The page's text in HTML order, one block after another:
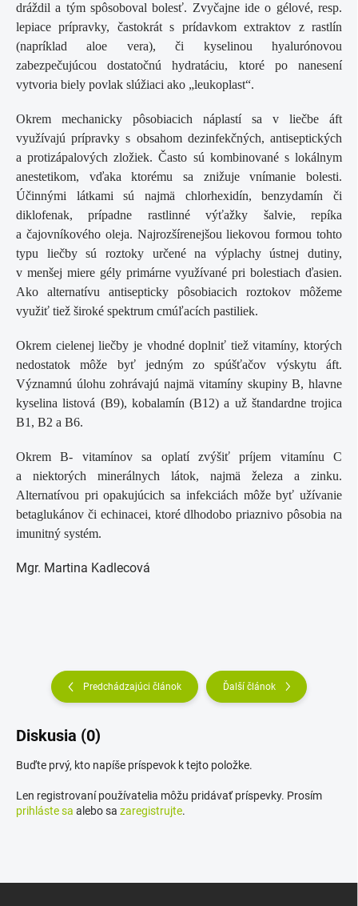
dráždil a tým spôsoboval bolesť. Zvyčajne ide o gélové, resp.
lepiace prípravky, častokrát s prídavkom extraktov z rastlín
(napríklad aloe vera), či kyselinou hyalurónovou
zabezpečujúcou dostatočnú hydratáciu, ktoré po nanesení
vytvoria biely povlak slúžiaci ako „leukoplast“.
Okrem mechanicky pôsobiacich náplastí sa v liečbe áft
využívajú prípravky s obsahom dezinfekčných, antiseptických
a protizápalových zložiek. Často sú kombinované s lokálnym
anestetikom, vďaka ktorému sa znižuje vnímanie bolesti.
Účinnými látkami sú najmä chlorhexidín, benzydamín či
diklofenak, prípadne rastlinné výťažky šalvie, repíka
a čajovníkového oleja. Najrozšírenejšou liekovou formou tohto
typu liečby sú roztoky určené na výplachy ústnej dutiny,
v menšej miere gély primárne využívané pri bolestiach ďasien.
Ako alternatívu antisepticky pôsobiacich roztokov môžeme
využiť tiež široké spektrum cmúľacích pastiliek.
Okrem cielenej liečby je vhodné doplniť tiež vitamíny, ktorých
nedostatok môže byť jedným zo spúšťačov výskytu áft.
Významnú úlohu zohrávajú najmä vitamíny skupiny B, hlavne
kyselina listová (B9), kobalamín (B12) a už štandardne trojica
B1, B2 a B6.
Okrem B- vitamínov sa oplatí zvýšiť príjem vitamínu C
a niektorých minerálnych látok, najmä železa a zinku.
Alternatívou pri opakujúcich sa infekciách môže byť užívanie
betaglukánov či echinacei, ktoré dlhodobo priaznivo pôsobia na
imunitný systém.
Mgr. Martina Kadlecová
Predchádzajúci článok Ďalší článok
Diskusia (0)
Buďte prvý, kto napíše príspevok k tejto položke.
Len registrovaní používatelia môžu pridávať príspevky. Prosím
prihláste sa alebo sa zaregistrujte.